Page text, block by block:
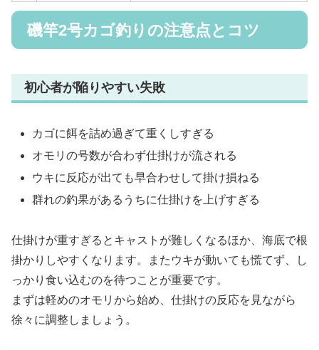
磯竿2号カゴ釣りの注意点とコツ
初心者が陥りやすい失敗
カゴに餌を詰め過ぎて重くしすぎる
オモリの号数が合わず仕掛けが流される
ウキに反応が出ても早合わせして掛け損ねる
群れの釣果があるうちに仕掛けを上げすぎる
仕掛けが重すぎるとキャストが難しくなるほか、海底で根
掛かりしやすくなります。またウキが動いても慌てず、し
っかり食い込むのを待つことが重要です。
まずは軽めのオモリから始め、仕掛けの反応を見ながら
徐々に調整しましょう。